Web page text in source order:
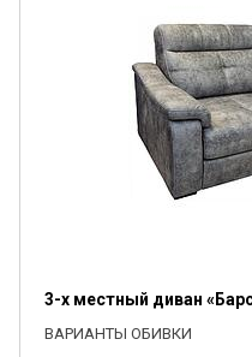
3-х местный диван
ВАРИАНТЫ ОБИВКИ